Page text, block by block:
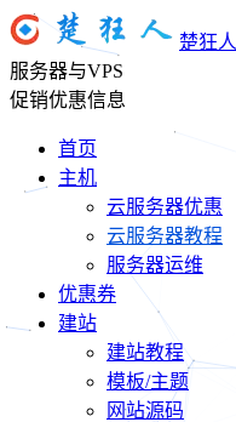
楚狂人
服务器与VPS
促销优惠信息
首页
主机
云服务器优惠
云服务器教程
服务器运维
优惠券
建站
建站教程
模板/主题
网站源码